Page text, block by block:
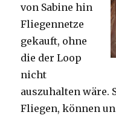
von Sabine hin
Fliegennetze
gekauft, ohne
die der Loop
nicht
auszuhalten wäre.
Fliegen, können